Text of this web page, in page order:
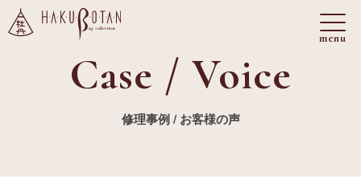
Case / Voice
修理事例 / お客様の声